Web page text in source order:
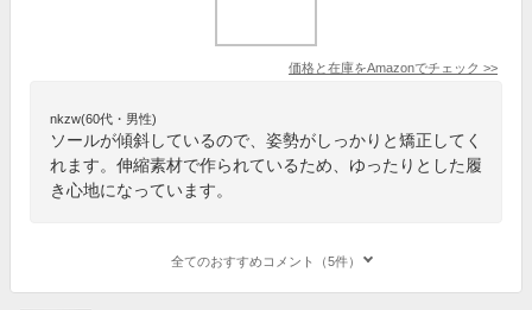
価格と在庫をAmazonでチェック >>
nkzw(60代・男性)
ソールが傾斜しているので、姿勢がしっかりと矯正してく
れます。伸縮素材で作られているため、ゆったりとした履
き心地になっています。
全てのおすすめコメント（5件）